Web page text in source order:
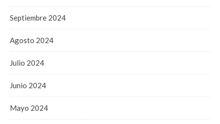
Septiembre 2024
Agosto 2024
Julio 2024
Junio 2024
Mayo 2024